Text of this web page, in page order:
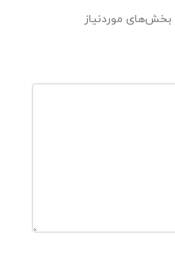
بخش‌های موردنیاز